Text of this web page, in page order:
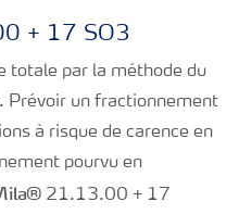
+ 17 SO3
totale par la méthode du
Prévoir un fractionnement
à risque de carence en
pourvu en
21.13.00 + 17